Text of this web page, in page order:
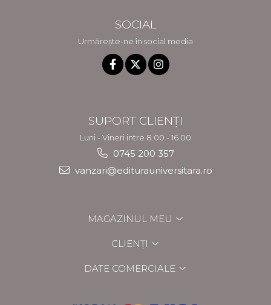
SOCIAL
Urmărește-ne în social media
SUPORT CLIENȚI
Luni - Vineri intre 8.00 - 16.00
0745 200 357
vanzari@editurauniversitara.ro
MAGAZINUL MEU
CLIENȚI
DATE COMERCIALE